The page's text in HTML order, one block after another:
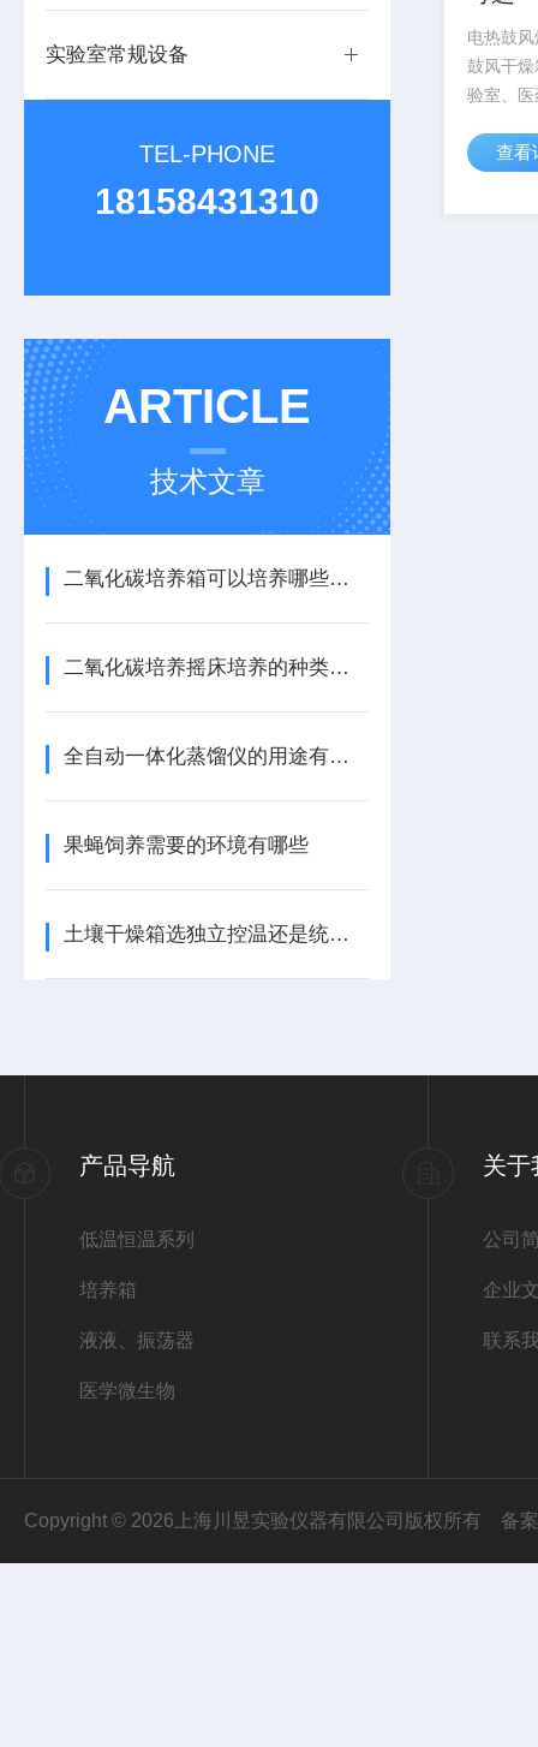
实验室常规设备
TEL-PHONE
18158431310
ARTICLE
技术文章
二氧化碳培养箱可以培养哪些细菌
二氧化碳培养摇床培养的种类有哪些类型
全自动一体化蒸馏仪的用途有哪些
果蝇饲养需要的环境有哪些
土壤干燥箱选独立控温还是统一控温的
电热鼓
鼓风干
验室、
腊、灭
查看
产品导航
低温恒温系列
培养箱
液液、振荡器
医学微生物
关于
公司
企业
联系
Copyright © 2026上海川昱实验仪器有限公司版权所有 备